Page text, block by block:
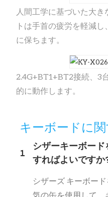
人間工学に基づいた大
トは手首の疲労を軽減
に保ちます。
2.4G+BT1+BT2接続、3
的に動作します。
キーボードに
1
シザーキーボード
すればよいですか
シザーズ キーボー
気の缶を使用して、